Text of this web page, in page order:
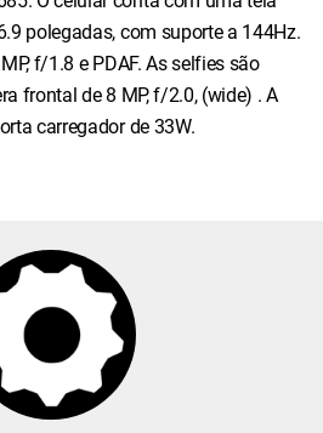
polegadas, com suporte a 144Hz.
f/1.8 e PDAF. As selfies são
frontal de 8 MP, f/2.0, (wide) . A
carregador de 33W.